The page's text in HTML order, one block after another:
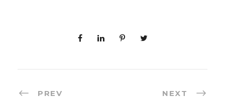
PREV NEXT